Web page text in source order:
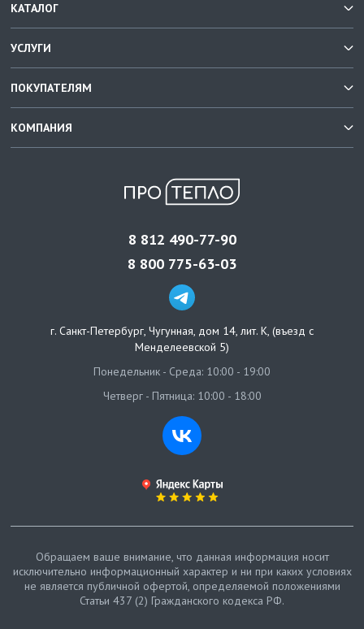
КАТАЛОГ
УСЛУГИ
ПОКУПАТЕЛЯМ
КОМПАНИЯ
8 812 490-77-90
8 800 775-63-03
г. Санкт-Петербург, Чугунная, дом 14, лит. К, (въезд с
Менделеевской 5)
Понедельник - Среда: 10:00 - 19:00
Четверг - Пятница: 10:00 - 18:00
Обращаем ваше внимание, что данная информация носит
исключительно информационный характер и ни при каких условиях
не является публичной офертой, определяемой положениями
Статьи 437 (2) Гражданского кодекса РФ.